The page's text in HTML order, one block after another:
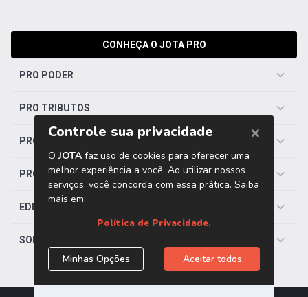
CONHEÇA O JOTA PRO
PRO PODER
PRO TRIBUTOS
PRO TRABALHISTA
PRO SAÚDE
EDITORIAS
SOBRE O JOTA